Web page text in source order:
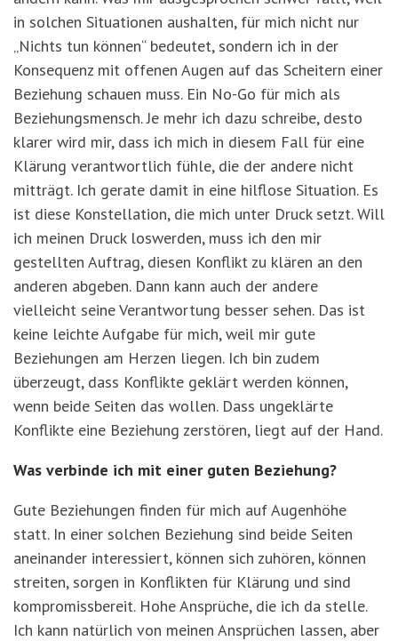
in solchen Situationen aushalten, für mich nicht nur
„Nichts tun können“ bedeutet, sondern ich in der
Konsequenz mit offenen Augen auf das Scheitern einer
Beziehung schauen muss. Ein No-Go für mich als
Beziehungsmensch. Je mehr ich dazu schreibe, desto
klarer wird mir, dass ich mich in diesem Fall für eine
Klärung verantwortlich fühle, die der andere nicht
mitträgt. Ich gerate damit in eine hilflose Situation. Es
ist diese Konstellation, die mich unter Druck setzt. Will
ich meinen Druck loswerden, muss ich den mir
gestellten Auftrag, diesen Konflikt zu klären an den
anderen abgeben. Dann kann auch der andere
vielleicht seine Verantwortung besser sehen. Das ist
keine leichte Aufgabe für mich, weil mir gute
Beziehungen am Herzen liegen. Ich bin zudem
überzeugt, dass Konflikte geklärt werden können,
wenn beide Seiten das wollen. Dass ungeklärte
Konflikte eine Beziehung zerstören, liegt auf der Hand.
Was verbinde ich mit einer guten Beziehung?
Gute Beziehungen finden für mich auf Augenhöhe
statt. In einer solchen Beziehung sind beide Seiten
aneinander interessiert, können sich zuhören, können
streiten, sorgen in Konflikten für Klärung und sind
kompromissbereit. Hohe Ansprüche, die ich da stelle.
Ich kann natürlich von meinen Ansprüchen lassen, aber